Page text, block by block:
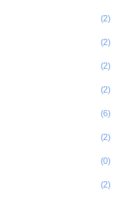
(2)
(2)
(2)
(2)
(6)
(2)
(0)
(2)